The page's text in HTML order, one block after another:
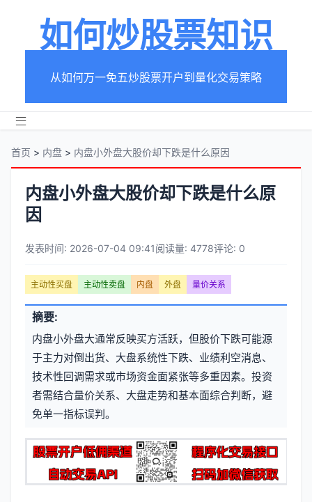
如何炒股票知识
从如何万一免五炒股票开户到量化交易策略
首页 > 内盘 > 内盘小外盘大股价却下跌是什么原因
内盘小外盘大股价却下跌是什么原
因
章
元
信
息
发表时间: 2026-07-04 09:41阅读量: 4778评论: 0
文
章
标
签
主动性买盘 主动性卖盘 内盘 外盘 量价关系
摘要:
内盘小外盘大通常反映买方活跃，但股价下跌可能源
于主力对倒出货、大盘系统性下跌、业绩利空消息、
技术性回调需求或市场资金面紧张等多重因素。投资
者需结合量价关系、大盘走势和基本面综合判断，避
免单一指标误判。